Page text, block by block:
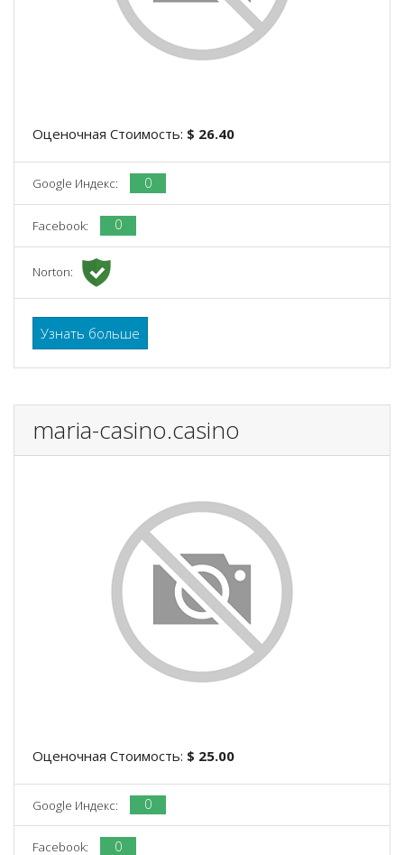
Оценочная Стоимость: $ 26.40
Google Индекс: 0
Facebook: 0
Norton:
Узнать больше
maria-casino.casino
Оценочная Стоимость: $ 25.00
Google Индекс: 0
Facebook: 0